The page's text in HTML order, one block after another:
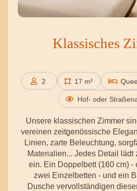
Klassisches
2
Personen
17 m²
Hof- oder
Unsere klassischen Zimmer
vereinen zeitgenössische
Linien, zarte Beleuchtung,
Materialien... Jedes Detail lädt
ein. Ein Doppelbett (160 cm) -
zwei Einzelbetten - und ein
Dusche vervollständigen